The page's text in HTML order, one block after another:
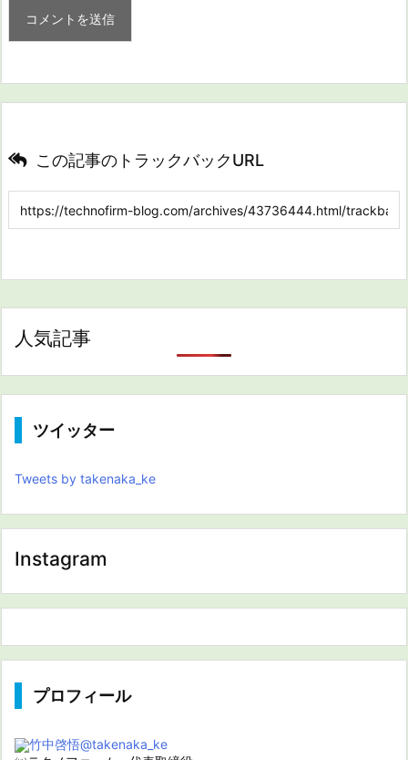
この記事のトラックバックURL
人気記事
ツイッター
Tweets by takenaka_ke
Instagram
プロフィール
竹中啓悟@takenaka_ke